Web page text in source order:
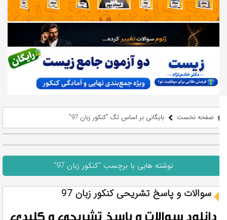
صفحه نخست بایگانی بر اساس تگ "کنکور زبان 97"
نوشته هایی با برچسب "کنکور زبان 97"
سوالات و پاسخ تشریحی کنکور زبان 97